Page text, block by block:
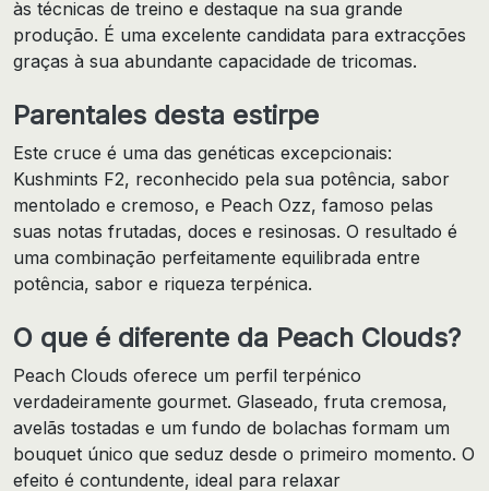
às técnicas de treino e destaque na sua grande
produção. É uma excelente candidata para extracções
graças à sua abundante capacidade de tricomas.
Parentales desta estirpe
Este cruce é uma das genéticas excepcionais:
Kushmints F2, reconhecido pela sua potência, sabor
mentolado e cremoso, e Peach Ozz, famoso pelas
suas notas frutadas, doces e resinosas. O resultado é
uma combinação perfeitamente equilibrada entre
potência, sabor e riqueza terpénica.
O que é diferente da Peach Clouds?
Peach Clouds oferece um perfil terpénico
verdadeiramente gourmet. Glaseado, fruta cremosa,
avelãs tostadas e um fundo de bolachas formam um
bouquet único que seduz desde o primeiro momento. O
efeito é contundente, ideal para relaxar